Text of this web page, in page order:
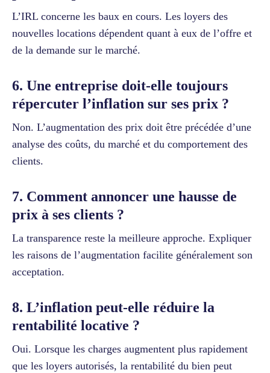
L’IRL concerne les baux en cours. Les loyers des
nouvelles locations dépendent quant à eux de l’offre et
de la demande sur le marché.
6. Une entreprise doit-elle toujours
répercuter l’inflation sur ses prix ?
Non. L’augmentation des prix doit être précédée d’une
analyse des coûts, du marché et du comportement des
clients.
7. Comment annoncer une hausse de
prix à ses clients ?
La transparence reste la meilleure approche. Expliquer
les raisons de l’augmentation facilite généralement son
acceptation.
8. L’inflation peut-elle réduire la
rentabilité locative ?
Oui. Lorsque les charges augmentent plus rapidement
que les loyers autorisés, la rentabilité du bien peut